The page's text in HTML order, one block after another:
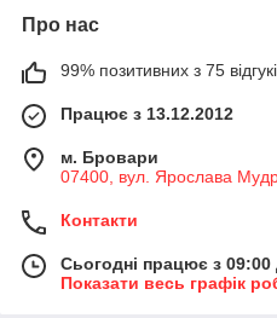
Про нас
99% позитивних з 75
Працює з 13.12.2012
м. Бровари
07400, вул. Ярослава
Контакти
Сьогодні працює з 09:00
Показати весь графік